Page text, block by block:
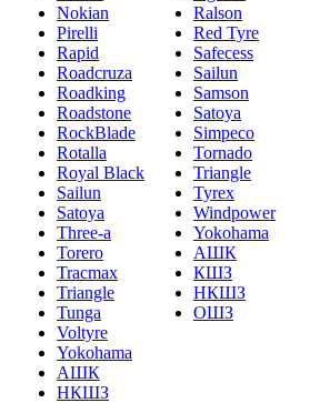
Nokian
Pirelli
Rapid
Roadcruza
Roadking
Roadstone
RockBlade
Rotalla
Royal Black
Sailun
Satoya
Three-a
Torero
Tracmax
Triangle
Tunga
Voltyre
Yokohama
АШК
НКШЗ
Ralson
Red Tyre
Safecess
Sailun
Samson
Satoya
Simpeco
Tornado
Triangle
Tyrex
Windpower
Yokohama
АШК
КШЗ
НКШЗ
ОШЗ